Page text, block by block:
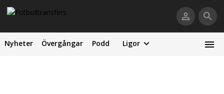
Nyheter Övergångar Podd Ligor